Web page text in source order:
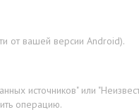
от вашей версии Android).
источников" или
операцию.